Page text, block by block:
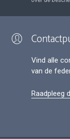
Vind alle
van de
Raadpleeg